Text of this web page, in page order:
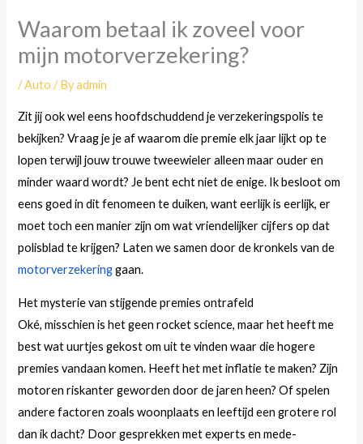
Waarom betaal ik zoveel voor
mijn motorverzekering?
/Auto / Byadmin
Zit jij ook wel eens hoofdschuddend je verzekeringspolis te
bekijken? Vraag je je af waarom die premie elk jaar lijkt op te
lopen terwijl jouw trouwe tweewieler alleen maar ouder en
minder waard wordt? Je bent echt niet de enige. Ik besloot om
eens goed in dit fenomeen te duiken, want eerlijk is eerlijk, er
moet toch een manier zijn om wat vriendelijker cijfers op dat
polisblad te krijgen? Laten we samen door de kronkels van de
motorverzekeringgaan.
Het mysterie van stijgende premies ontrafeld
Oké, misschien is het geen rocket science, maar het heeft me
best wat uurtjes gekost om uit te vinden waar die hogere
premies vandaan komen. Heeft het met inflatie te maken? Zijn
motoren riskanter geworden door de jaren heen? Of spelen
andere factoren zoals woonplaats en leeftijd een grotere rol
dan ik dacht? Door gesprekken met experts en mede-